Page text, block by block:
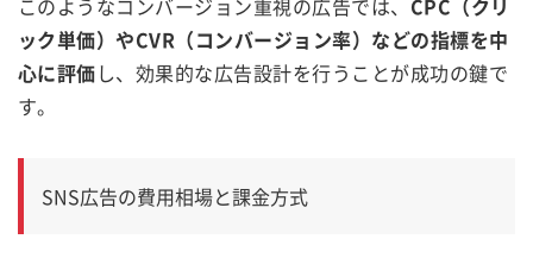
ック単価）やCVR（コンバージョン率）などの指標を中
心に評価し、効果的な広告設計を行うことが成功の鍵で
す。
SNS広告の費用相場と課金方式